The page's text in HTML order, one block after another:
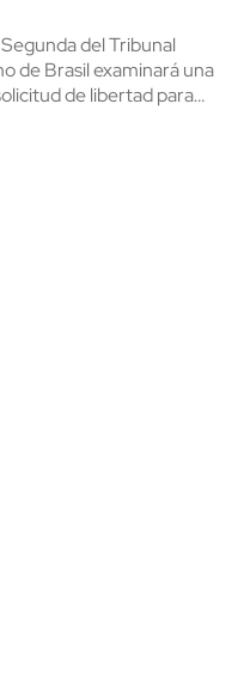
del Tribunal
de Brasil examinará una
de libertad para…